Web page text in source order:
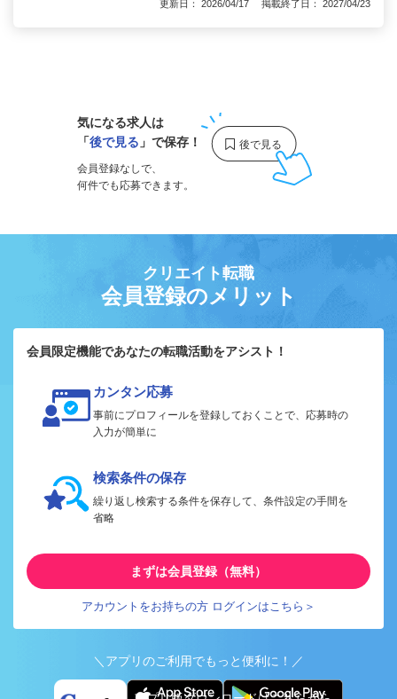
更新日： 2026/04/17 掲載終了日： 2027/04/23
気になる求人は
「後で見る 」で保存！
会員登録なしで、
何件でも応募できます。
クリエイト転職
会員登録のメリット
会員限定機能であなたの転職活動をアシスト！
カンタン応募
事前にプロフィールを登録しておくことで、応募時の
入力が簡単に
検索条件の保存
繰り返し検索する条件を保存して、条件設定の手間を
省略
まずは会員登録（無料）
アカウントをお持ちの方 ログインはこちら＞
＼アプリのご利用でもっと便利に！／